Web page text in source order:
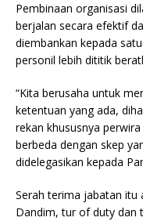
Pembinaan organisasi
berjalan secara efektif
diembankan kepada
personil lebih dititik
“Kita berusaha untuk
ketentuan yang ada,
rekan khususnya
berbeda dengan skep
didelegasikan kepada
Serah terima jabatan itu
Dandim, tur of duty dan